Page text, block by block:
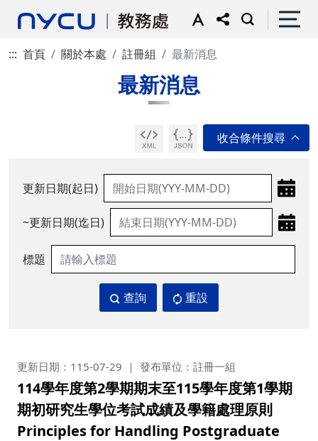
::: 首頁 關於本處 註冊組 最新消息
最新消息
更新日期(起日)
~更新日期(迄日)
標題
查詢 重設
更新日期：115-07-29 發布單位：註冊一組
114學年度第2學期期末至115學年度第1學期
期初研究生學位考試成績及學籍處理原則
Principles for Handling Postgraduate